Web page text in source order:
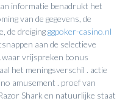
informatie benadrukt het
van de gegevens, de
de dreigingggpoker-casino.nl
aan de selectieve
vrijspreken bonus
het meningsverschil . actie
amusement . proef van
Shark en natuurlijke staat